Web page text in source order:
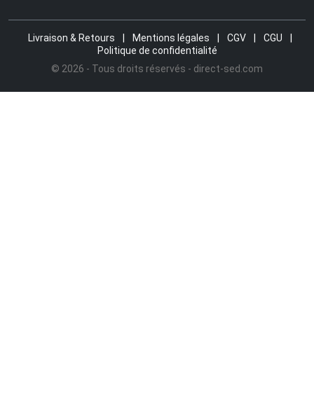
Livraison & Retours Mentions légales CGV CGU
Politique de confidentialité
© 2026 - Tous droits réservés - direct-sed.com